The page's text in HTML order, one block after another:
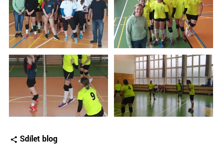
Sdílet blog